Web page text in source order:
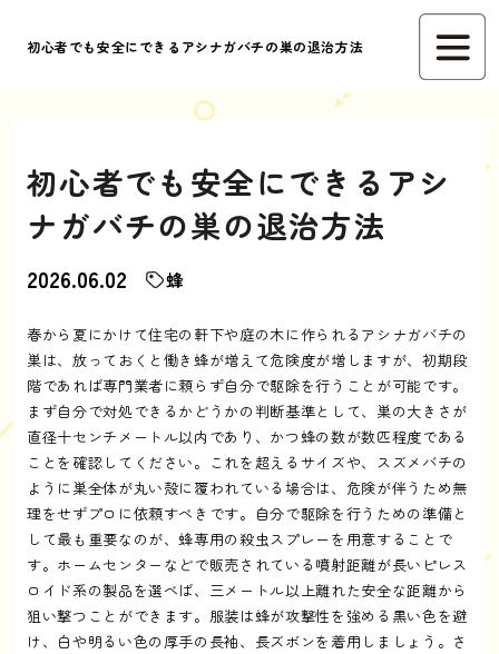
初心者でも安全にできるアシナガバチの巣の退治方法
初心者でも安全にできるアシ
ナガバチの巣の退治方法
2026.06.02 蜂
春から夏にかけて住宅の軒下や庭の木に作られるアシナガバチの
巣は、放っておくと働き蜂が増えて危険度が増しますが、初期段
階であれば専門業者に頼らず自分で駆除を行うことが可能です。
まず自分で対処できるかどうかの判断基準として、巣の大きさが
直径十センチメートル以内であり、かつ蜂の数が数匹程度である
ことを確認してください。これを超えるサイズや、スズメバチの
ように巣全体が丸い殻に覆われている場合は、危険が伴うため無
理をせずプロに依頼すべきです。自分で駆除を行うための準備と
して最も重要なのが、蜂専用の殺虫スプレーを用意することで
す。ホームセンターなどで販売されている噴射距離が長いピレス
ロイド系の製品を選べば、三メートル以上離れた安全な距離から
狙い撃つことができます。服装は蜂が攻撃性を強める黒い色を避
け、白や明るい色の厚手の長袖、長ズボンを着用しましょう。さ